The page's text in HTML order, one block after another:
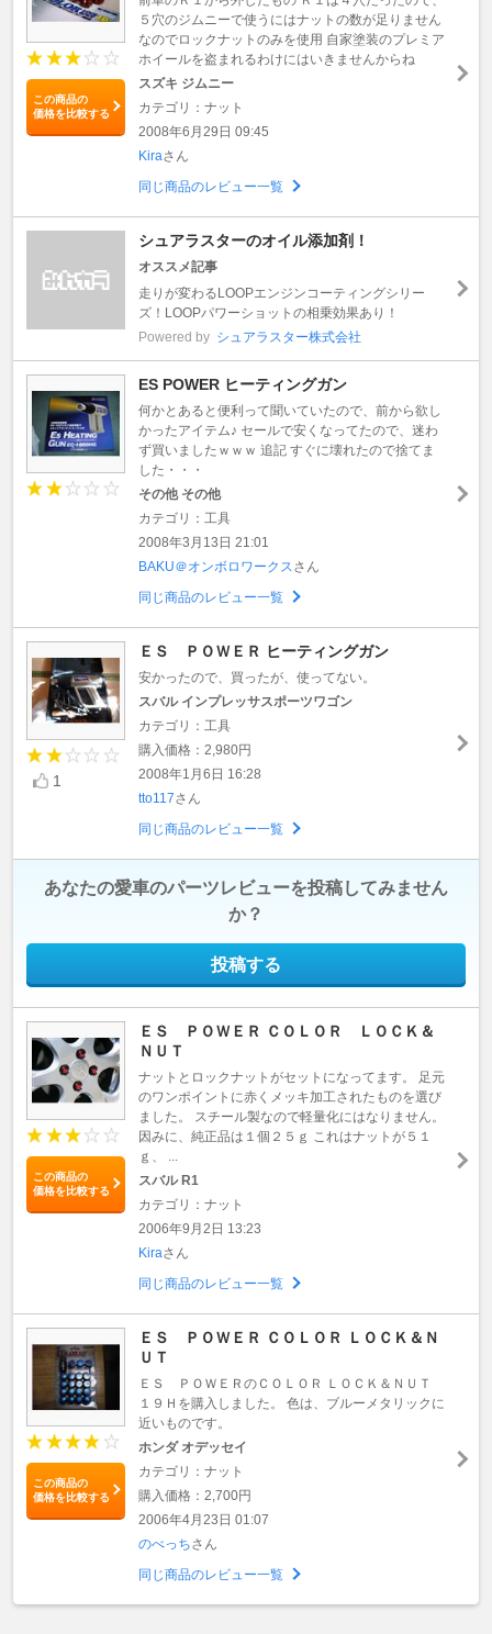
この商品の
価格を比較する
５穴のジムニーで使うにはナットの数が足りません
なのでロックナットのみを使用 自家塗装のプレミア
ホイールを盗まれるわけにはいきませんからね
スズキ ジムニー
カテゴリ：ナット
2008年6月29日 09:45
Kiraさん
同じ商品のレビュー一覧
シュアラスターのオイル添加剤！
オススメ記事
走りが変わるLOOPエンジンコーティングシリー
ズ！LOOPパワーショットの相乗効果あり！
Powered by シュアラスター株式会社
ES POWER ヒーティングガン
何かとあると便利って聞いていたので、前から欲し
かったアイテム♪ セールで安くなってたので、迷わ
ず買いましたｗｗｗ 追記 すぐに壊れたので捨てま
した・・・
その他 その他
カテゴリ：工具
2008年3月13日 21:01
BAKU＠オンボロワークス さん
同じ商品のレビュー一覧
1
ＥＳ ＰＯＷＥＲ ヒーティングガン
安かったので、買ったが、使ってない。
スバル インプレッサスポーツワゴン
カテゴリ：工具
購入価格：2,980円
2008年1月6日 16:28
tto117さん
同じ商品のレビュー一覧
あなたの愛車のパーツレビューを投稿してみません
か？
投稿する
この商品の
価格を比較する
ＥＳ ＰＯＷＥＲ ＣＯＬＯＲ ＬＯＣＫ＆
ＮＵＴ
ナットとロックナットがセットになってます。 足元
のワンポイントに赤くメッキ加工されたものを選び
ました。 スチール製なので軽量化にはなりません。
因みに、純正品は１個２５ｇ これはナットが５１
ｇ、 ...
スバル R1
カテゴリ：ナット
2006年9月2日 13:23
Kiraさん
同じ商品のレビュー一覧
この商品の
価格を比較する
ＥＳ ＰＯＷＥＲ ＣＯＬＯＲ ＬＯＣＫ＆Ｎ
ＵＴ
ＥＳ ＰＯＷＥＲのＣＯＬＯＲ ＬＯＣＫ＆ＮＵＴ
１９Ｈを購入しました。 色は、ブルーメタリックに
近いものです。
ホンダ オデッセイ
カテゴリ：ナット
購入価格：2,700円
2006年4月23日 01:07
のべっちさん
同じ商品のレビュー一覧